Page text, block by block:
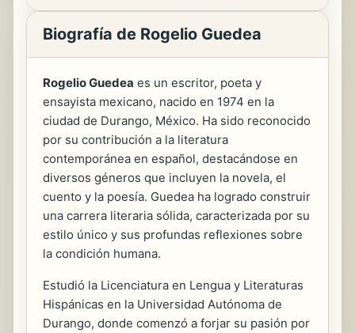
Biografía de Rogelio Guedea
Rogelio Guedea es un escritor, poeta y
ensayista mexicano, nacido en 1974 en la
ciudad de Durango, México. Ha sido reconocido
por su contribución a la literatura
contemporánea en español, destacándose en
diversos géneros que incluyen la novela, el
cuento y la poesía. Guedea ha logrado construir
una carrera literaria sólida, caracterizada por su
estilo único y sus profundas reflexiones sobre
la condición humana.
Estudió la Licenciatura en Lengua y Literaturas
Hispánicas en la Universidad Autónoma de
Durango, donde comenzó a forjar su pasión por